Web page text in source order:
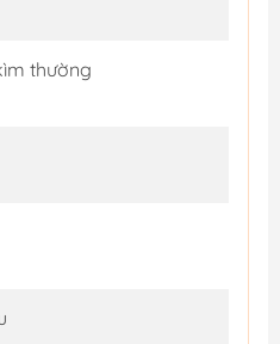
thường